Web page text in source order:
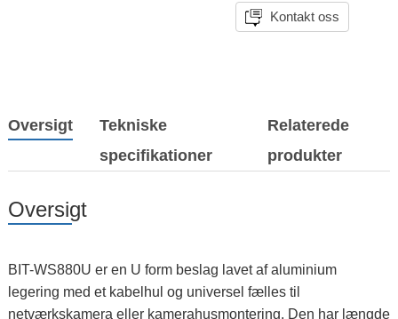
Kontakt oss
Oversigt
Tekniske
specifikationer
Relaterede
produkter
Oversigt
BIT-WS880U er en U form beslag lavet af aluminium
legering med et kabelhul og universel fælles til
netværkskamera eller kamerahusmontering. Den har længde